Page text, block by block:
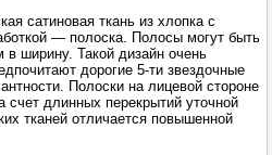
сатиновая ткань из хлопка с
— полоска. Полосы могут быть
ширину. Такой дизайн очень
дорогие 5-ти звездочные
Полоски на лицевой стороне
длинных перекрытий уточной
тканей отличается повышенной